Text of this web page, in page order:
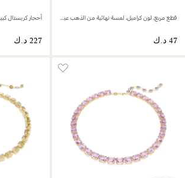
قطع مربع، لون كراميل، لمسة نهائية من الذهب عيار 18 قيراط